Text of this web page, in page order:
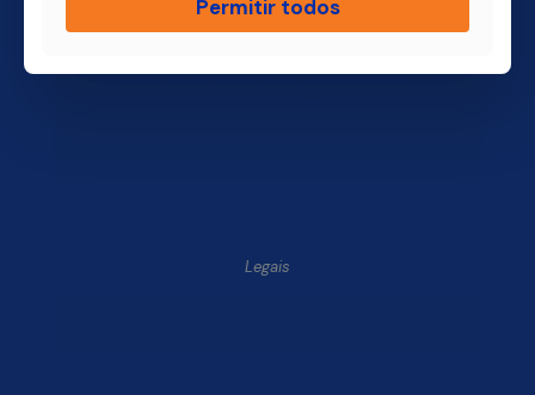
Blog Finsol
Você, um Empresário de Sucesso Finsol
Legais
Permitir todos